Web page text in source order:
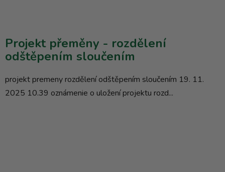
Projekt přeměny - rozdělení
odštěpením sloučením
projekt premeny rozdělení odštěpením sloučením 19. 11.
2025 10.39 oznámenie o uložení projektu rozd...